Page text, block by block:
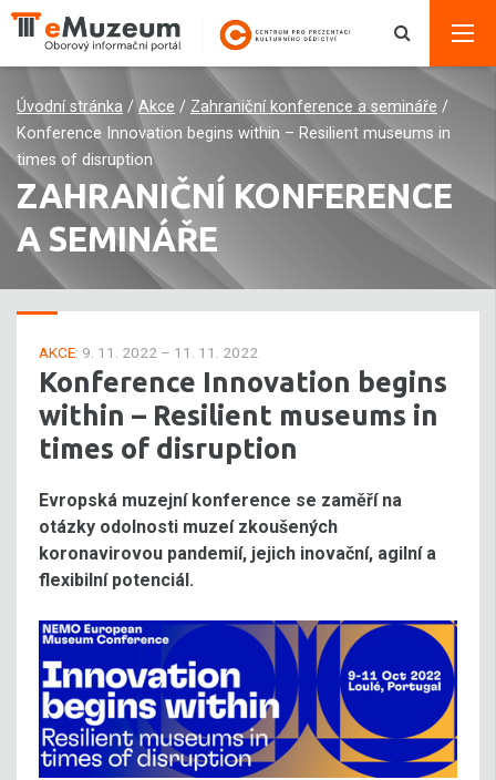
Úvodní stránka / Akce / Zahraniční konference a semináře /
Konference Innovation begins within – Resilient museums in
times of disruption
ZAHRANIČNÍ KONFERENCE
A SEMINÁŘE
AKCE: 9. 11. 2022 – 11. 11. 2022
Konference Innovation begins
within – Resilient museums in
times of disruption
Evropská muzejní konference se zaměří na
otázky odolnosti muzeí zkoušených
koronavirovou pandemií, jejich inovační, agilní a
flexibilní potenciál.